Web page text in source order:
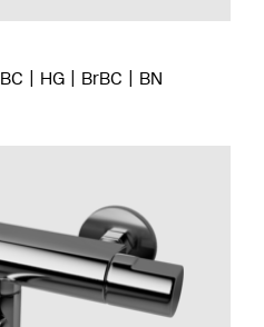
BC HG BrBC BN